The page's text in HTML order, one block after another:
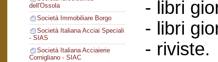
dell'Ossola
Società Immobiliare Borgo
Società Italiana Acciai Speciali
- SIAS
Società Italiana Acciaierie
Cornigliano - SIAC
- libri
- libri
- riviste.